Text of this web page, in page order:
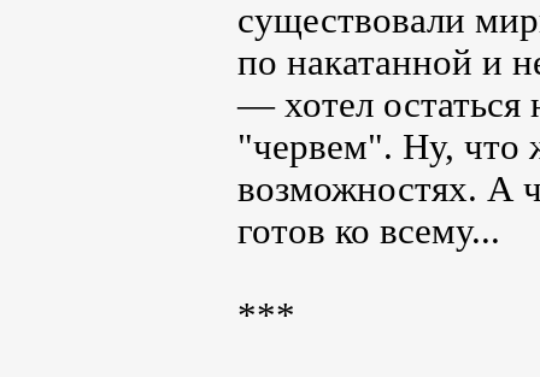
существовали
по накатанной и
— хотел
"червем". Ну, что
возможностях. А
готов ко всему...
***